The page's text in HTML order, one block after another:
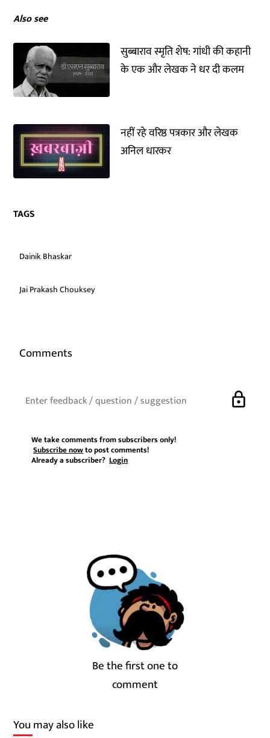
Also see
सुब्बाराव स्मृति शेष: गांधी की कहानी
के एक और लेखक ने धर दी कलम
नहीं रहे वरिष्ठ पत्रकार और लेखक
अनिल धारकर
TAGS
Dainik Bhaskar
Jai Prakash Chouksey
Comments
lock
We take comments from subscribers only!
Subscribe nowto post comments!
Already a subscriber?Login
Be the first one to
comment
You may also like